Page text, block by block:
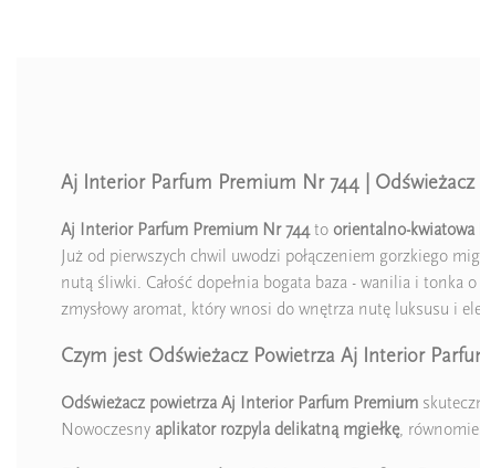
Aj Interior Parfum Premium Nr 744 |
Aj Interior Parfum Premium Nr 744 to orientalno-kwiatowa
Już od pierwszych chwil uwodzi połączeniem gorzkiego
nutą śliwki. Całość dopełnia bogata baza - wanilia i tonka
zmysłowy aromat, który wnosi do wnętrza nutę luksusu i
Czym jest Odświeżacz Powietrza Aj Interior
Odświeżacz powietrza Aj Interior Parfum Premium
Nowoczesny aplikator rozpyla delikatną mgiełkę,